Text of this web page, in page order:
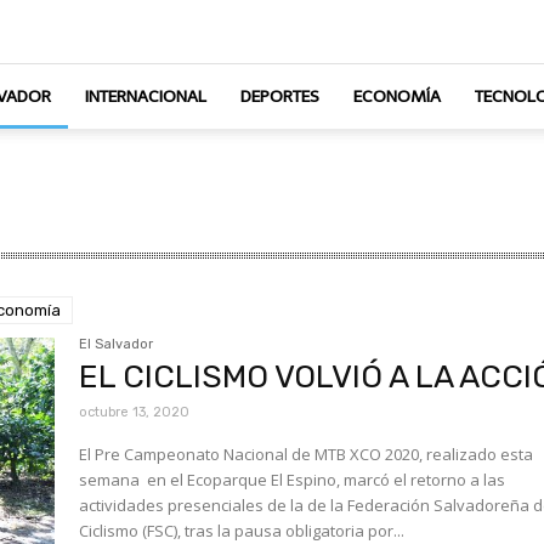
INTERNACIONAL DEPORTES ECONOMÍA
El Salvador
EL CICLISMO VOLVIÓ A LA
octubre 13, 2020
El Pre Campeonato Nacional de MTB XCO 2020, realizado esta
semana en el Ecoparque El Espino, marcó el retorno a las
actividades presenciales de la de la Federación Salvadoreña
Ciclismo (FSC), tras la pausa obligatoria por...